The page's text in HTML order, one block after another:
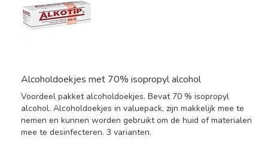
Alcoholdoekjes met 70% isopropyl alcohol
Voordeel pakket alcoholdoekjes. Bevat 70 % isopropyl
alcohol. Alcoholdoekjes in valuepack, zijn makkelijk mee te
nemen en kunnen worden gebruikt om de huid of materialen
mee te desinfecteren. 3 varianten.